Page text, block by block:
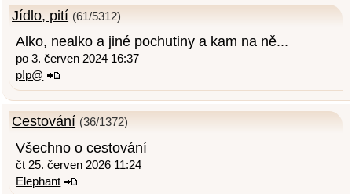
Jídlo, pití (61/5312)
Alko, nealko a jiné pochutiny a kam na ně...
po 3. červen 2024 16:37
p!p@
Cestování (36/1372)
Všechno o cestování
čt 25. červen 2026 11:24
Elephant